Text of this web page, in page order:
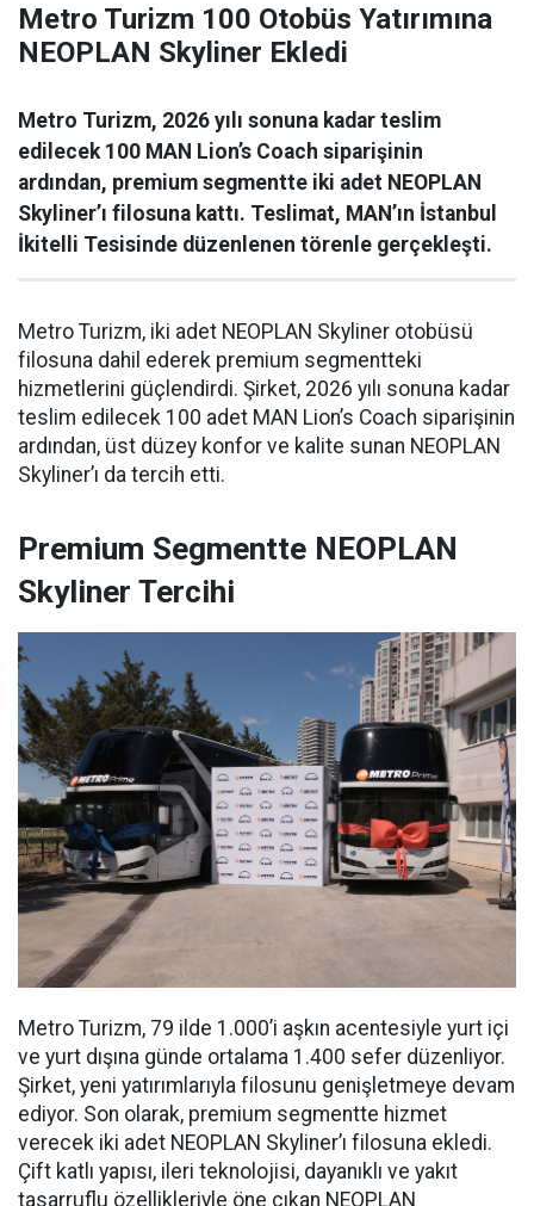
Metro Turizm 100 Otobüs Yatırımına
NEOPLAN Skyliner Ekledi
Metro Turizm, 2026 yılı sonuna kadar teslim
edilecek 100 MAN Lion’s Coach siparişinin
ardından, premium segmentte iki adet NEOPLAN
Skyliner’ı filosuna kattı. Teslimat, MAN’ın İstanbul
İkitelli Tesisinde düzenlenen törenle gerçekleşti.
Metro Turizm, iki adet NEOPLAN Skyliner otobüsü
filosuna dahil ederek premium segmentteki
hizmetlerini güçlendirdi. Şirket, 2026 yılı sonuna kadar
teslim edilecek 100 adet MAN Lion’s Coach siparişinin
ardından, üst düzey konfor ve kalite sunan NEOPLAN
Skyliner’ı da tercih etti.
Premium Segmentte NEOPLAN
Skyliner Tercihi
Metro Turizm, 79 ilde 1.000’i aşkın acentesiyle yurt içi
ve yurt dışına günde ortalama 1.400 sefer düzenliyor.
Şirket, yeni yatırımlarıyla filosunu genişletmeye devam
ediyor. Son olarak, premium segmentte hizmet
verecek iki adet NEOPLAN Skyliner’ı filosuna ekledi.
Çift katlı yapısı, ileri teknolojisi, dayanıklı ve yakıt
tasarruflu özellikleriyle öne çıkan NEOPLAN